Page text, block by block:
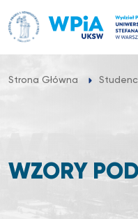
do
treści
Strona Główna
WZORY